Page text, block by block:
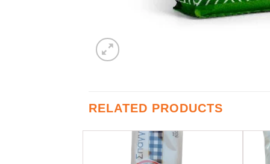
RELATED PRODUCTS